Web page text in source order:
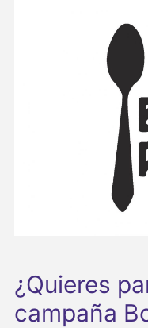
¿Quieres
campaña